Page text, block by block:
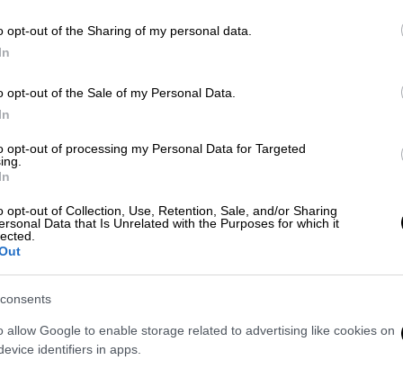
opt-out of the Sharing of my personal data.
opt-out of the Sale of my Personal Data.
opt-out of processing my Personal Data for Targeted
opt-out of Collection, Use, Retention, Sale, and/or Sharing
Data that Is Unrelated with the Purposes for which it
allow Google to enable storage related to advertising like cookies on
identifiers in apps.